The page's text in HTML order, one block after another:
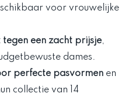
voor vrouwelijke
tegen een zacht prijsje,
dames.
perfecte pasvormen en
collectie van 14